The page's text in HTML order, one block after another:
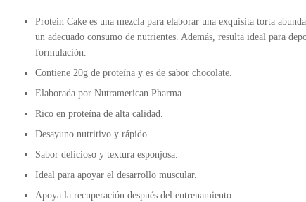
Protein Cake es una mezcla para elaborar una exquisita torta
un adecuado consumo de nutrientes. Además, resulta ideal para
formulación.
Contiene 20g de proteína y es de sabor chocolate.
Elaborada por Nutramerican Pharma.
Rico en proteína de alta calidad.
Desayuno nutritivo y rápido.
Sabor delicioso y textura esponjosa.
Ideal para apoyar el desarrollo muscular.
Apoya la recuperación después del entrenamiento.